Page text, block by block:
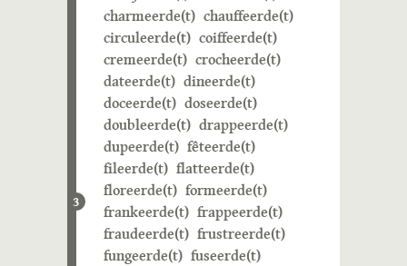
3
charmeerde(t) chauffeerde(t)
circuleerde(t) coiffeerde(t)
cremeerde(t) crocheerde(t)
dateerde(t) dineerde(t)
doceerde(t) doseerde(t)
doubleerde(t) drappeerde(t)
dupeerde(t) fêteerde(t)
fileerde(t) flatteerde(t)
floreerde(t) formeerde(t)
frankeerde(t) frappeerde(t)
fraudeerde(t) frustreerde(t)
fungeerde(t) fuseerde(t)